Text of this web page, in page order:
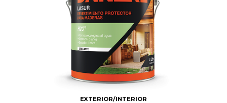
EXTERIOR/INTERIOR